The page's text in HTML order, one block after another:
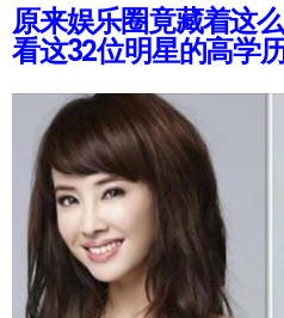
原来娱乐圈竟藏着这
看这32位明星的高学